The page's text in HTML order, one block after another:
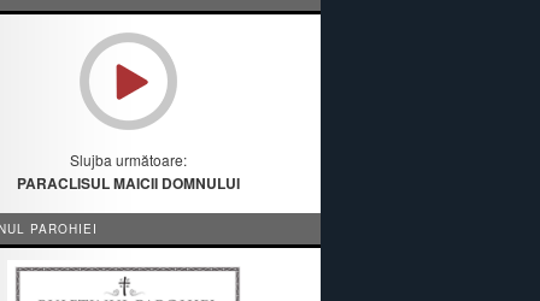
Slujba următoare:
PARACLISUL MAICII DOMNULUI
PAROHIEI